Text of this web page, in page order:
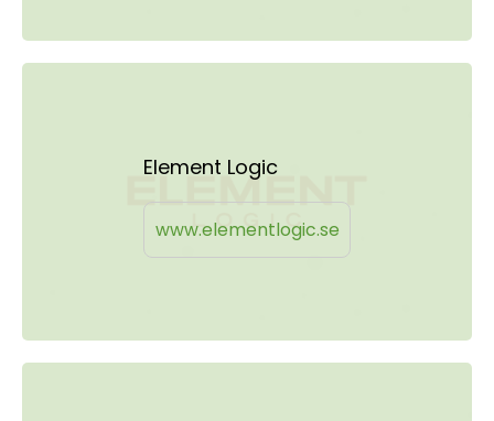
Element Logic
www.elementlogic.se